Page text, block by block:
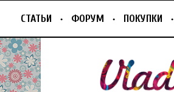
СТАТЬИ ФОРУМ ПОКУПКИ